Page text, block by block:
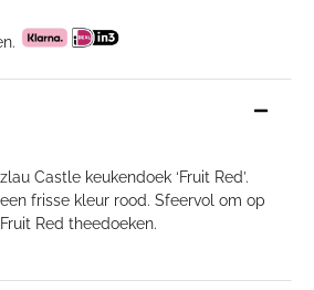
Castle keukendoek ‘Fruit Red’.
frisse kleur rood. Sfeervol om op
Red theedoeken.